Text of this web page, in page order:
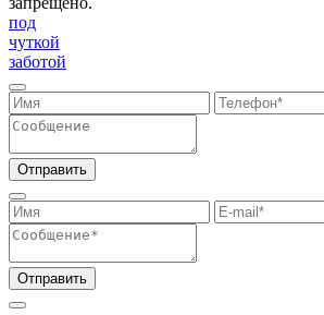
под
чуткой
заботой
Отправить
Отправить